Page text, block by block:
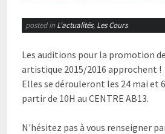
posted in L'actualités, Les Cours
Les auditions pour la promotion
artistique 2015/2016 approchent !
Elles se dérouleront les 24 mai et
partir de 10H au CENTRE AB13.
N'hésitez pas à vous renseigner